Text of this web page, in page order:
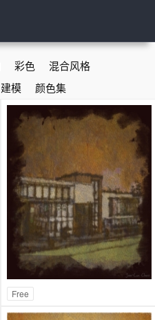
彩色
混合风格
模 颜色集
Free